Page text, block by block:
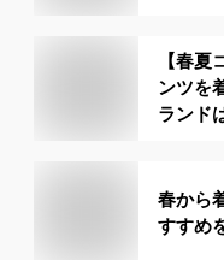
【春
ンツを
ランド
春から
すすめ